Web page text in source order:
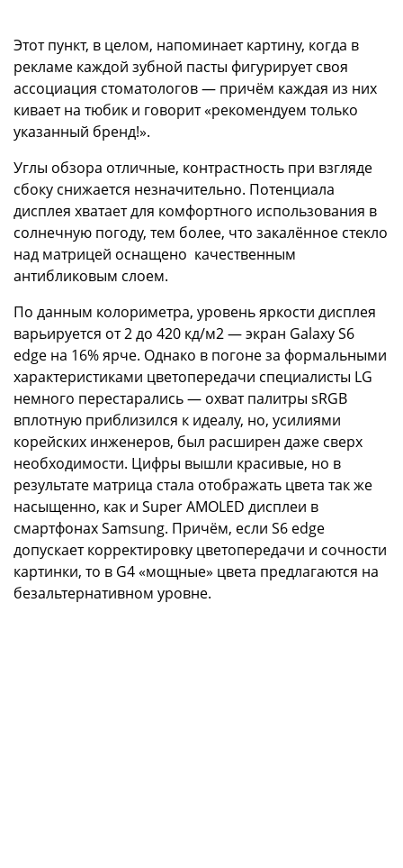
Этот пункт, в целом, напоминает картину, когда в
рекламе каждой зубной пасты фигурирует своя
ассоциация стоматологов — причём каждая из них
кивает на тюбик и говорит «рекомендуем только
указанный бренд!».
Углы обзора отличные, контрастность при взгляде
сбоку снижается незначительно. Потенциала
дисплея хватает для комфортного использования в
солнечную погоду, тем более, что закалённое стекло
над матрицей оснащено качественным
антибликовым слоем.
По данным колориметра, уровень яркости дисплея
варьируется от 2 до 420 кд/м2 — экран Galaxy S6
edge на 16% ярче. Однако в погоне за формальными
характеристиками цветопередачи специалисты LG
немного перестарались — охват палитры sRGB
вплотную приблизился к идеалу, но, усилиями
корейских инженеров, был расширен даже сверх
необходимости. Цифры вышли красивые, но в
результате матрица стала отображать цвета так же
насыщенно, как и Super AMOLED дисплеи в
смартфонах Samsung. Причём, если S6 edge
допускает корректировку цветопередачи и сочности
картинки, то в G4 «мощные» цвета предлагаются на
безальтернативном уровне.